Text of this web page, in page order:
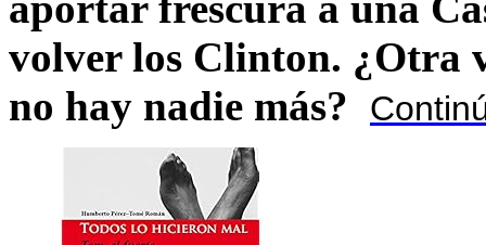
volver los Clinton. ¿Otra
no hay nadie más?